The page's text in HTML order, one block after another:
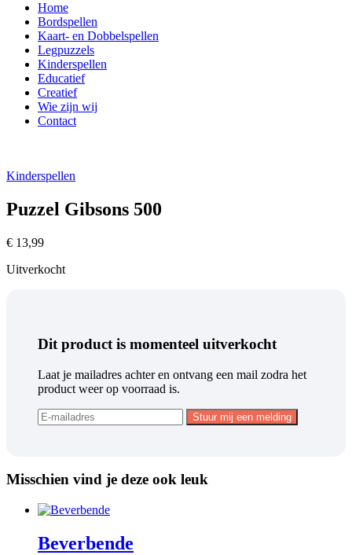
Home
Bordspellen
Kaart- en Dobbelspellen
Legpuzzels
Kinderspellen
Educatief
Creatief
Wie zijn wij
Contact
Kinderspellen
Puzzel Gibsons 500
€ 13,99
Uitverkocht
Dit product is momenteel uitverkocht
Laat je mailadres achter en ontvang een mail zodra het
product weer op voorraad is.
Misschien vind je deze ook leuk
Beverbende